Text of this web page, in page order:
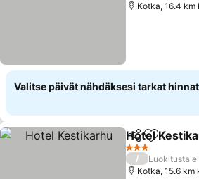
Kotka, 16.4 km
Valitse päivät nähdäksesi tarkat hinnat
Jaa Lisää
Hotel
3 Tähtiluokitus
/
Luokitusta
Kotka, 15.6 km